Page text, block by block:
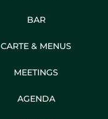
BAR
CARTE & MENUS
MEETINGS
AGENDA